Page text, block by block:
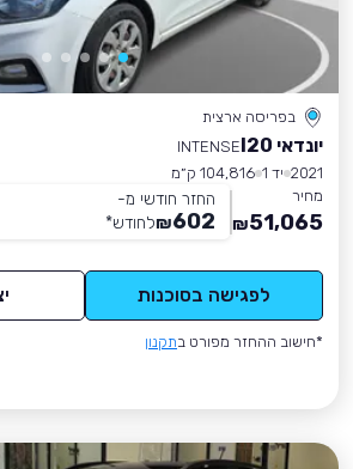
בפריסה ארצית
יונדאי I20
INTENSE
2021 יד 1
104,816 ק״מ
מחיר
51,065
₪
החזר חודשי מ-
602
₪לחודש*
לפגישה בסוכנות
*חישוב ההחזר מפורט בתקנון